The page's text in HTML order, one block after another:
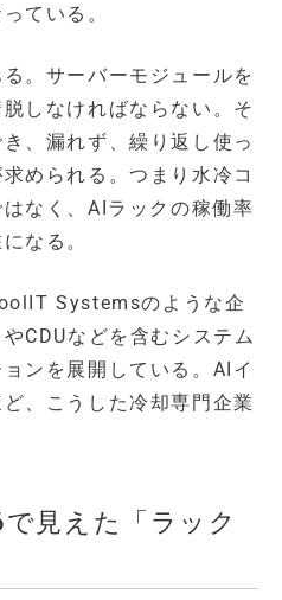
ている。
。サーバーモジュールを
しなければならない。そ
、漏れず、繰り返し使っ
められる。つまり水冷コ
なく、AIラックの稼働率
なる。
Systemsのような企
CDUなどを含むシステム
ンを展開している。AIイ
、こうした冷却専門企業
見えた「ラック